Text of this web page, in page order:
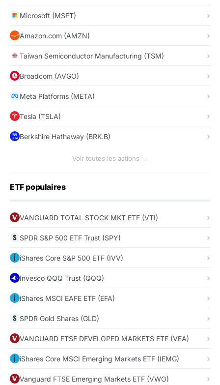
Microsoft (MSFT)
Amazon.com (AMZN)
Taiwan Semiconductor Manufacturing (TSM)
Broadcom (AVGO)
Meta Platforms (META)
Tesla (TSLA)
Berkshire Hathaway (BRK.B)
Voir toutes les actions →
ETF populaires
VANGUARD TOTAL STOCK MKT ETF (VTI)
SPDR S&P 500 ETF Trust (SPY)
iShares Core S&P 500 ETF (IVV)
Invesco QQQ Trust (QQQ)
iShares MSCI EAFE ETF (EFA)
SPDR Gold Shares (GLD)
VANGUARD FTSE DEVELOPED MARKETS ETF (VEA)
iShares Core MSCI Emerging Markets ETF (IEMG)
Vanguard FTSE Emerging Markets ETF (VWO)